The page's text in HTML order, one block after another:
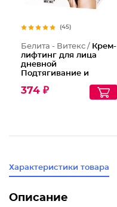
(45)
Белита - Витекс / Крем-
лифтинг для лица
дневной
Подтягивание и
гиалуроновой
374 ₽
Характеристики товара
Описание